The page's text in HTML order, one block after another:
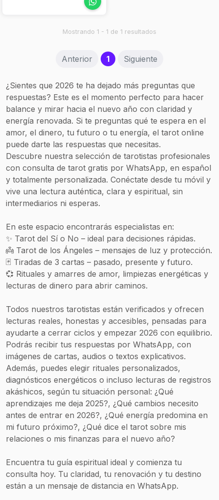
en imagen +
audio
Opción de
consultas más
largas y
personalizadas
por tarifas
mayores
Mostrando 1 - 1 de 1 resultados
Anterior 1(current)
Siguiente
¿Sientes que 2026 te ha dejado más preguntas que
respuestas? Este es el momento perfecto para hacer
balance y mirar hacia el nuevo año con claridad y
energía renovada. Si te preguntas qué te espera en el
amor, el dinero, tu futuro o tu energía, el tarot online
puede darte las respuestas que necesitas.
Descubre nuestra selección de tarotistas profesionales
con consulta de tarot gratis por WhatsApp, en español
y totalmente personalizada. Conéctate desde tu móvil y
vive una lectura auténtica, clara y espiritual, sin
intermediarios ni esperas.
En este espacio encontrarás especialistas en:
✨ Tarot del Sí o No – ideal para decisiones rápidas.
👼 Tarot de los Ángeles – mensajes de luz y protección.
🃏 Tiradas de 3 cartas – pasado, presente y futuro.
💞 Rituales y amarres de amor, limpiezas energéticas y
lecturas de dinero para abrir caminos.
Todos nuestros tarotistas están verificados y ofrecen
lecturas reales, honestas y accesibles, pensadas para
ayudarte a cerrar ciclos y empezar 2026 con equilibrio.
Podrás recibir tus respuestas por WhatsApp, con
imágenes de cartas, audios o textos explicativos.
Además, puedes elegir rituales personalizados,
diagnósticos energéticos o incluso lecturas de registros
akáshicos, según tu situación personal: ¿Qué
aprendizajes me deja 2025?, ¿Qué cambios necesito
antes de entrar en 2026?, ¿Qué energía predomina en
mi futuro próximo?, ¿Qué dice el tarot sobre mis
relaciones o mis finanzas para el nuevo año?
Encuentra tu guía espiritual ideal y comienza tu
consulta hoy. Tu claridad, tu renovación y tu destino
están a un mensaje de distancia en WhatsApp.